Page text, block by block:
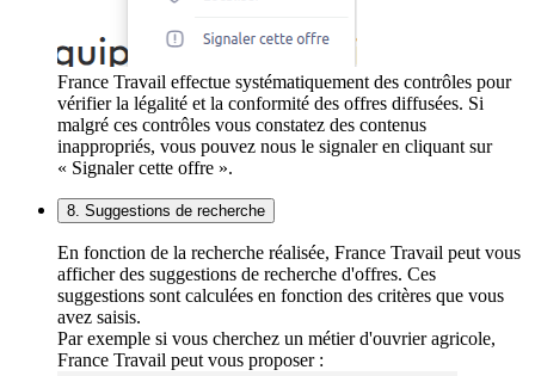
France Travail effectue systématiquement des contrôles pour
vérifier la légalité et la conformité des offres diffusées. Si
malgré ces contrôles vous constatez des contenus
inappropriés, vous pouvez nous le signaler en cliquant sur
« Signaler cette offre ».
8. Suggestions de recherche
En fonction de la recherche réalisée, France Travail peut vous
afficher des suggestions de recherche d'offres. Ces
suggestions sont calculées en fonction des critères que vous
avez saisis.
Par exemple si vous cherchez un métier d'ouvrier agricole,
France Travail peut vous proposer :